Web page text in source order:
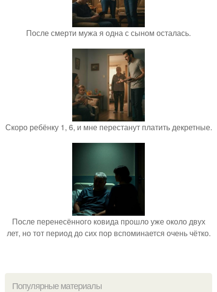
После смерти мужа я одна с сыном осталась.
Скоро ребёнку 1, 6, и мне перестанут платить декретные.
После перенесённого ковида прошло уже около двух
лет, но тот период до сих пор вспоминается очень чётко.
Популярные материалы